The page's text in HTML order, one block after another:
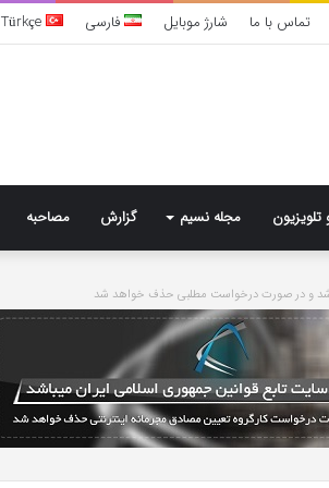
تماس با ما شارژ موبایل فارسی Türkçe
تلویزیون مجله نسیم گزارش مصاحبه
و در صورت درخواست مطلبی حذف خواهد شد
کمد
دیواری
شیک
و
6 روز پیش